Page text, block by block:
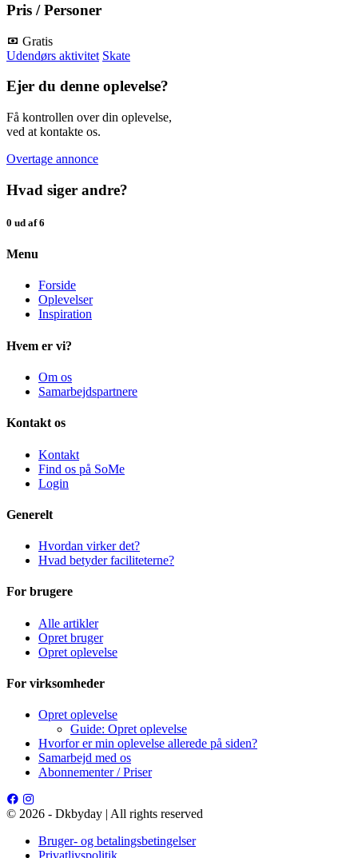
Pris / Personer
Gratis
Udendørs aktivitet Skate
Ejer du denne oplevelse?
Få kontrollen over din oplevelse,
ved at kontakte os.
Overtage annonce
Hvad siger andre?
0 ud af 6
Menu
Forside
Oplevelser
Inspiration
Hvem er vi?
Om os
Samarbejdspartnere
Kontakt os
Kontakt
Find os på SoMe
Login
Generelt
Hvordan virker det?
Hvad betyder faciliteterne?
For brugere
Alle artikler
Opret bruger
Opret oplevelse
For virksomheder
Opret oplevelse
Guide: Opret oplevelse
Hvorfor er min oplevelse allerede på siden?
Samarbejd med os
Abonnementer / Priser
© 2026 - Dkbyday | All rights reserved
Bruger- og betalingsbetingelser